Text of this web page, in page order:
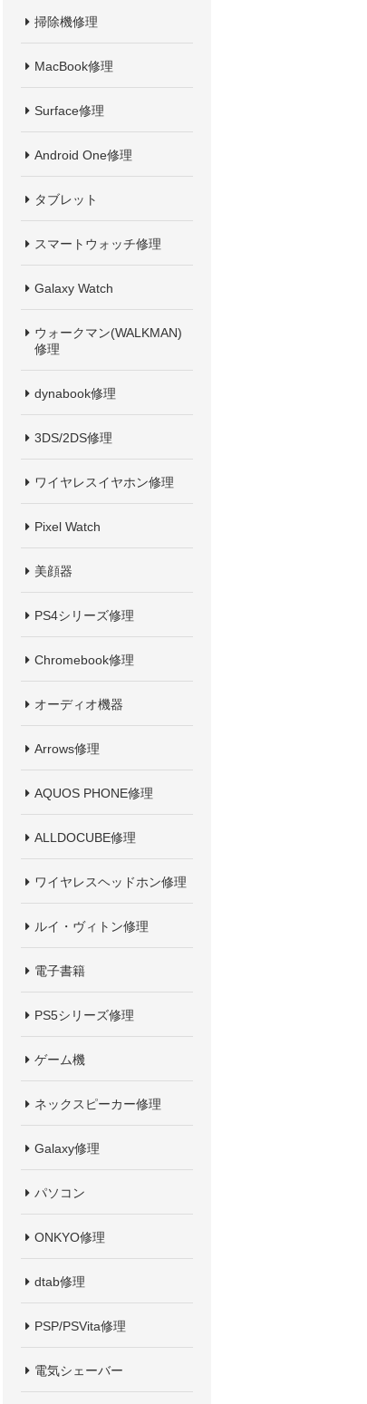
掃除機修理
MacBook修理
Surface修理
Android One修理
タブレット
スマートウォッチ修理
Galaxy Watch
ウォークマン(WALKMAN)
修理
dynabook修理
3DS/2DS修理
ワイヤレスイヤホン修理
Pixel Watch
美顔器
PS4シリーズ修理
Chromebook修理
オーディオ機器
Arrows修理
AQUOS PHONE修理
ALLDOCUBE修理
ワイヤレスヘッドホン修理
ルイ・ヴィトン修理
電子書籍
PS5シリーズ修理
ゲーム機
ネックスピーカー修理
Galaxy修理
パソコン
ONKYO修理
dtab修理
PSP/PSVita修理
電気シェーバー